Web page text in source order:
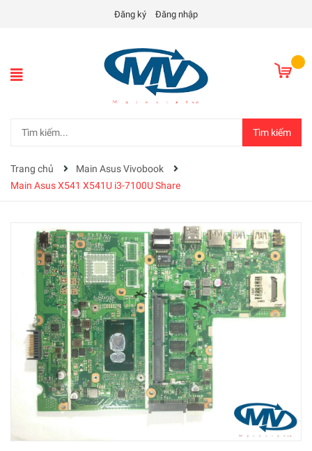
Đăng ký Đăng nhập
Tìm kiếm
Trang chủ
Main Asus Vivobook
Main Asus X541 X541U i3-7100U Share